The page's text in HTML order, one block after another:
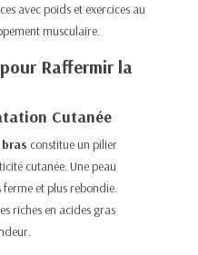
avec poids et exercices au
musculaire.
Raffermir la
Cutanée
constitue un pilier
cutanée. Une peau
et plus rebondie.
riches en acides gras